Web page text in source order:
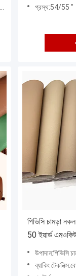
প্রস্থ:54/55 "
পিভিসি চামড়া
50 ইয়ার্ড
ক্ষমতাউপাদান:পিভিসি
ব্যাকিং